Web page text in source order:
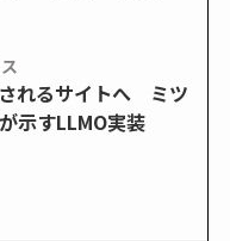
れるサイトへ ミツ
示すLLMO実装